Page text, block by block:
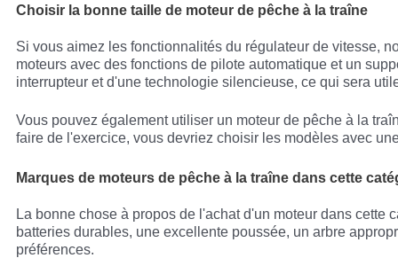
Choisir la bonne taille de moteur de pêche à la traîne
Si vous aimez les fonctionnalités du régulateur de vitesse,
moteurs avec des fonctions de pilote automatique et un
interrupteur et d'une technologie silencieuse, ce qui sera
Vous pouvez également utiliser un moteur de pêche à la
faire de l'exercice, vous devriez choisir les modèles avec
Marques de moteurs de pêche à la traîne dans cette
La bonne chose à propos de l'achat d'un moteur dans
batteries durables, une excellente poussée, un arbre
préférences.